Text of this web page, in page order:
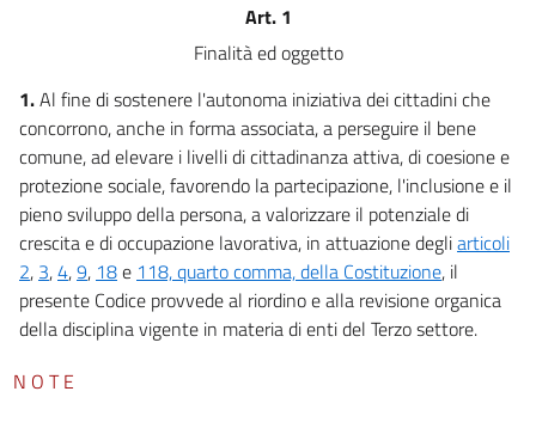
Capo II
Delle associazioni di promozione sociale
36
Capo III
Degli enti filantropici
37
38
39
Capo IV
Delle imprese sociali
Art. 1
Finalità ed oggetto
1.Al fine di sostenere l'autonoma iniziativa dei cittadini che
concorrono, anche in forma associata, a perseguire il bene
comune, ad elevare i livelli di cittadinanza attiva, di coesione e
protezione sociale, favorendo la partecipazione, l'inclusione e il
pieno sviluppo della persona, a valorizzare il potenziale di
crescita e di occupazione lavorativa, in attuazione degliarticoli
2, 3,4,9, 18e 118, quarto comma, della Costituzione, il
presente Codice provvede al riordino e alla revisione organica
della disciplina vigente in materia di enti del Terzo settore.
N O T E